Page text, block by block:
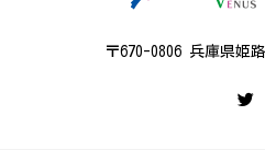
〒670-0806 兵庫県姫